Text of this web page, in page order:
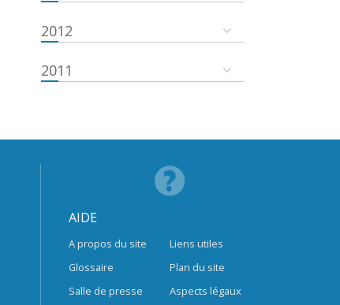
2012
2011
AIDE
A propos du site
Glossaire
Salle de presse
Liens utiles
Plan du site
Aspects légaux